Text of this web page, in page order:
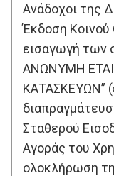
Ανάδοχοι της
Έκδοση Κοινού
εισαγωγή των
ΑΝΩΝΥΜΗ
ΚΑΤΑΣΚΕΥΩΝ”
Σταθερού
Αγοράς του
ολοκλήρωση